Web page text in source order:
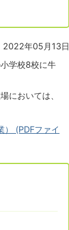
2022年05月13日
学校8校に牛
においては、
） (PDFファイ